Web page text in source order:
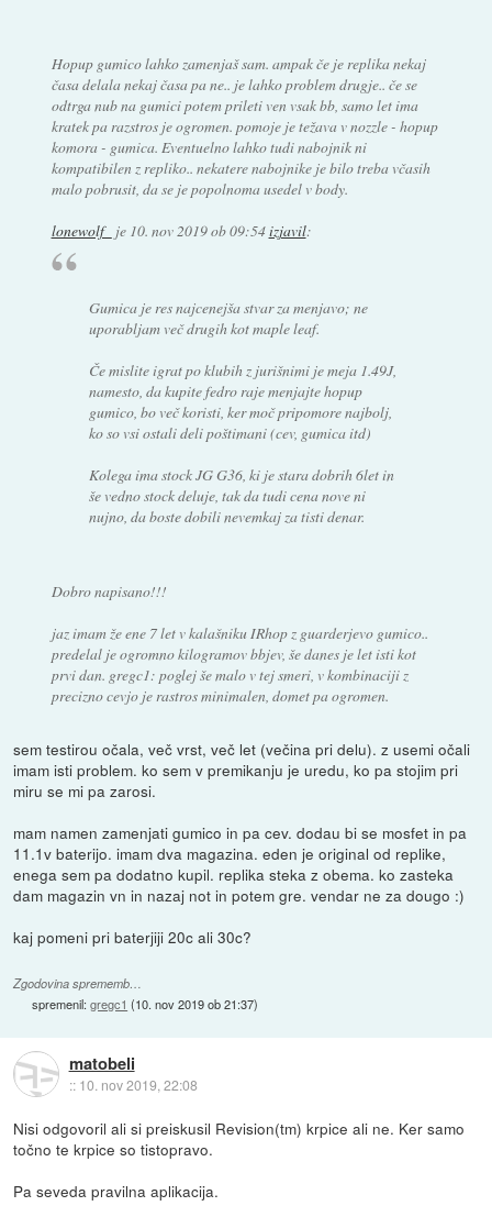
Hopup gumico lahko zamenjaš sam. ampak če je replika nekaj
časa delala nekaj časa pa ne.. je lahko problem drugje.. če se
odtrga nub na gumici potem prileti ven vsak bb, samo let ima
kratek pa razstros je ogromen. pomoje je težava v nozzle - hopup
komora - gumica. Eventuelno lahko tudi nabojnik ni
kompatibilen z repliko.. nekatere nabojnike je bilo treba včasih
malo pobrusit, da se je popolnoma usedel v body.
lonewolf_ je 10. nov 2019 ob 09:54izjavil:
Gumica je res najcenejša stvar za menjavo; ne
uporabljam več drugih kot maple leaf.
Če mislite igrat po klubih z jurišnimi je meja 1.49J,
namesto, da kupite fedro raje menjajte hopup
gumico, bo več koristi, ker moč pripomore najbolj,
ko so vsi ostali deli poštimani (cev, gumica itd)
Kolega ima stock JG G36, ki je stara dobrih 6let in
še vedno stock deluje, tak da tudi cena nove ni
nujno, da boste dobili nevemkaj za tisti denar.
Dobro napisano!!!
jaz imam že ene 7 let v kalašniku IRhop z guarderjevo gumico..
predelal je ogromno kilogramov bbjev, še danes je let isti kot
prvi dan. gregc1: poglej še malo v tej smeri, v kombinaciji z
precizno cevjo je rastros minimalen, domet pa ogromen.
sem testirou očala, več vrst, več let (večina pri delu). z usemi očali
imam isti problem. ko sem v premikanju je uredu, ko pa stojim pri
miru se mi pa zarosi.
mam namen zamenjati gumico in pa cev. dodau bi se mosfet in pa
11.1v baterijo. imam dva magazina. eden je original od replike,
enega sem pa dodatno kupil. replika steka z obema. ko zasteka
dam magazin vn in nazaj not in potem gre. vendar ne za dougo :)
kaj pomeni pri baterjiji 20c ali 30c?
Zgodovina sprememb…
spremenil:gregc1 (10. nov 2019 ob 21:37)
matobeli
:: 10. nov 2019, 22:08
Nisi odgovoril ali si preiskusil Revision(tm) krpice ali ne. Ker samo
točno te krpice so tistopravo.
Pa seveda pravilna aplikacija.